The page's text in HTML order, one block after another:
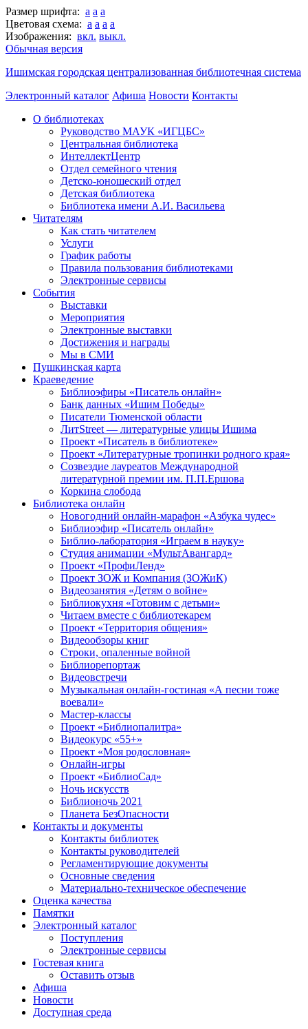
Размер шрифта: a a a
Цветовая схема: a a a a
Изображения: вкл. выкл.
Обычная версия
Ишимская городская централизованная библиотечная система
Электронный каталог Афиша Новости Контакты
О библиотеках
Руководство МАУК «ИГЦБС»
Центральная библиотека
ИнтеллектЦентр
Отдел семейного чтения
Детско-юношеский отдел
Детская библиотека
Библиотека имени А.И. Васильева
Читателям
Как стать читателем
Услуги
График работы
Правила пользования библиотеками
Электронные сервисы
События
Выставки
Мероприятия
Электронные выставки
Достижения и награды
Мы в СМИ
Пушкинская карта
Краеведение
Библиоэфиры «Писатель онлайн»
Банк данных «Ишим Победы»
Писатели Тюменской области
ЛитStreet — литературные улицы Ишима
Проект «Писатель в библиотеке»
Проект «Литературные тропинки родного края»
Созвездие лауреатов Международной
литературной премии им. П.П.Ершова
Коркина слобода
Библиотека онлайн
Новогодний онлайн-марафон «Азбука чудес»
Библиоэфир «Писатель онлайн»
Библио-лаборатория «Играем в науку»
Студия анимации «МультАвангард»
Проект «ПрофиЛенд»
Проект ЗОЖ и Компания (ЗОЖиК)
Видеозанятия «Детям о войне»
Библиокухня «Готовим с детьми»
Читаем вместе с библиотекарем
Проект «Территория общения»
Видеообзоры книг
Строки, опаленные войной
Библиорепортаж
Видеовстречи
Музыкальная онлайн-гостиная «А песни тоже
воевали»
Мастер-классы
Проект «Библиопалитра»
Видеокурс «55+»
Проект «Моя родословная»
Онлайн-игры
Проект «БиблиоСад»
Ночь искусств
Библионочь 2021
Планета БезОпасности
Контакты и документы
Контакты библиотек
Контакты руководителей
Регламентирующие документы
Основные сведения
Материально-техническое обеспечение
Оценка качества
Памятки
Электронный каталог
Поступления
Электронные сервисы
Гостевая книга
Оставить отзыв
Афиша
Новости
Доступная среда